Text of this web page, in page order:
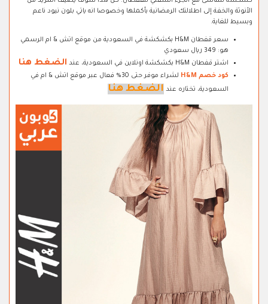
الأنوثة والخفة إلى اطلالتك الرمضانية بأكملها وخصوصا انه ياتي بلون نيود ناعم
وبسيط للغاية.
سعر قفطان H&M بكشكشة في السعودية من موقع اتش & ام الرسمي
هو: 349 ريال سعودي
اشتر قفطان H&M بكشكشة اونلاين في السعودية، عند
الضغط هنا
كود خصم H&M
لشراء موفر حتى 30% فعال عبر موقع اتش & ام في
السعودية، تختاره عند الضغط هنا